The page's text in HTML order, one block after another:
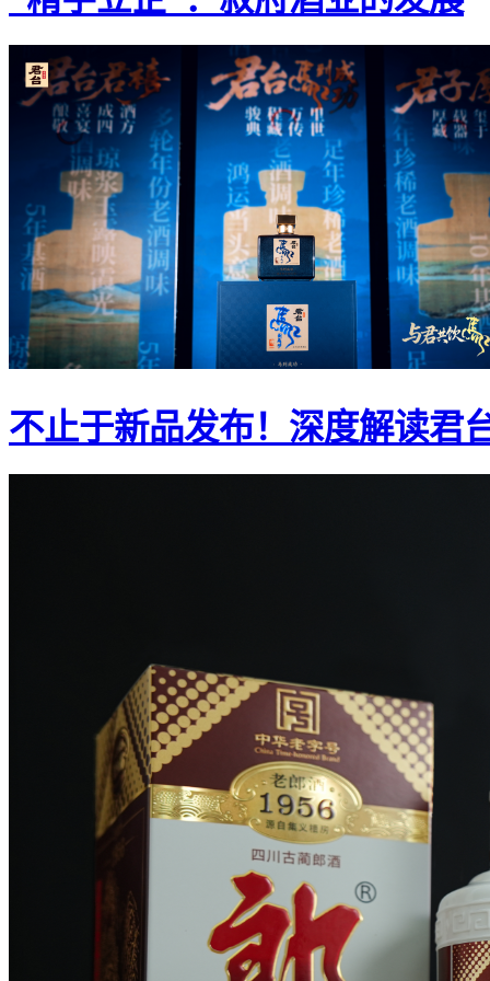
不止于新品发布！深度解读君